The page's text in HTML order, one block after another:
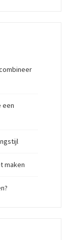
een
maken